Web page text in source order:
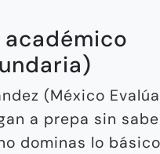
(México
a prepa sin
dominas lo